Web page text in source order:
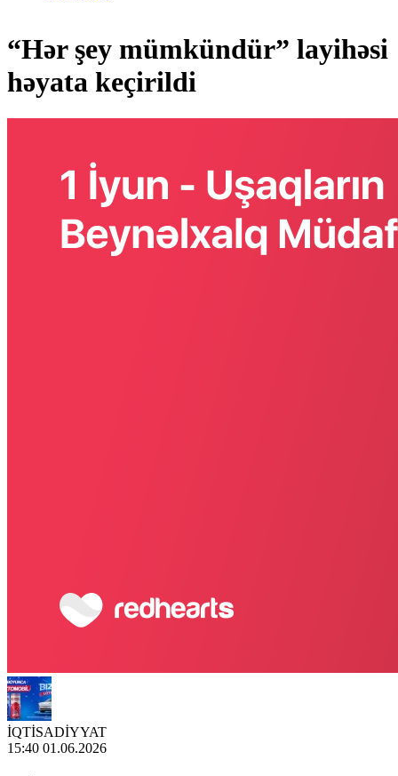
“Hər şey mümkündür” layihəsi
həyata keçirildi
İQTİSADİYYAT
15:40 01.06.2026